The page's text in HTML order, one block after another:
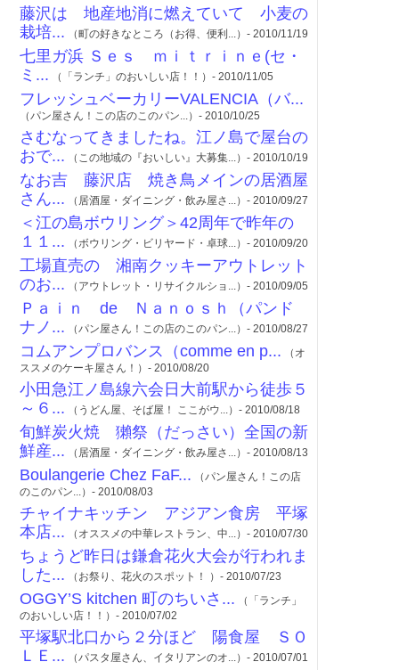
藤沢は 地産地消に燃えていて 小麦の
栽培... （町の好きなところ（お得、便利...）- 2010/11/19
七里ガ浜 Ｓｅｓ ｍｉｔｒｉｎｅ(セ・
ミ... （「ランチ」のおいしい店！！）- 2010/11/05
フレッシュベーカリーVALENCIA（バ...
（パン屋さん！この店のこのパン...）- 2010/10/25
さむなってきましたね。江ノ島で屋台の
おで... （この地域の『おいしい』大募集...）- 2010/10/19
なお吉 藤沢店 焼き鳥メインの居酒屋
さん... （居酒屋・ダイニング・飲み屋さ...）- 2010/09/27
＜江の島ボウリング＞42周年で昨年の
１１... （ボウリング・ビリヤード・卓球...）- 2010/09/20
工場直売の 湘南クッキーアウトレット
のお... （アウトレット・リサイクルショ...）- 2010/09/05
Ｐａｉｎ de Ｎａｎｏｓｈ（パンド
ナノ... （パン屋さん！この店のこのパン...）- 2010/08/27
コムアンプロバンス（comme en p... （オ
ススメのケーキ屋さん！）- 2010/08/20
小田急江ノ島線六会日大前駅から徒歩５
～６... （うどん屋、そば屋！ ここがウ...）- 2010/08/18
旬鮮炭火焼 獺祭（だっさい）全国の新
鮮産... （居酒屋・ダイニング・飲み屋さ...）- 2010/08/13
Boulangerie Chez FaF... （パン屋さん！この店
のこのパン...）- 2010/08/03
チャイナキッチン アジアン食房 平塚
本店... （オススメの中華レストラン、中...）- 2010/07/30
ちょうど昨日は鎌倉花火大会が行われま
した... （お祭り、花火のスポット！ ）- 2010/07/23
OGGY’S kitchen 町のちいさ... （「ランチ」
のおいしい店！！）- 2010/07/02
平塚駅北口から２分ほど 陽食屋 ＳＯ
ＬＥ... （パスタ屋さん、イタリアンのオ...）- 2010/07/01